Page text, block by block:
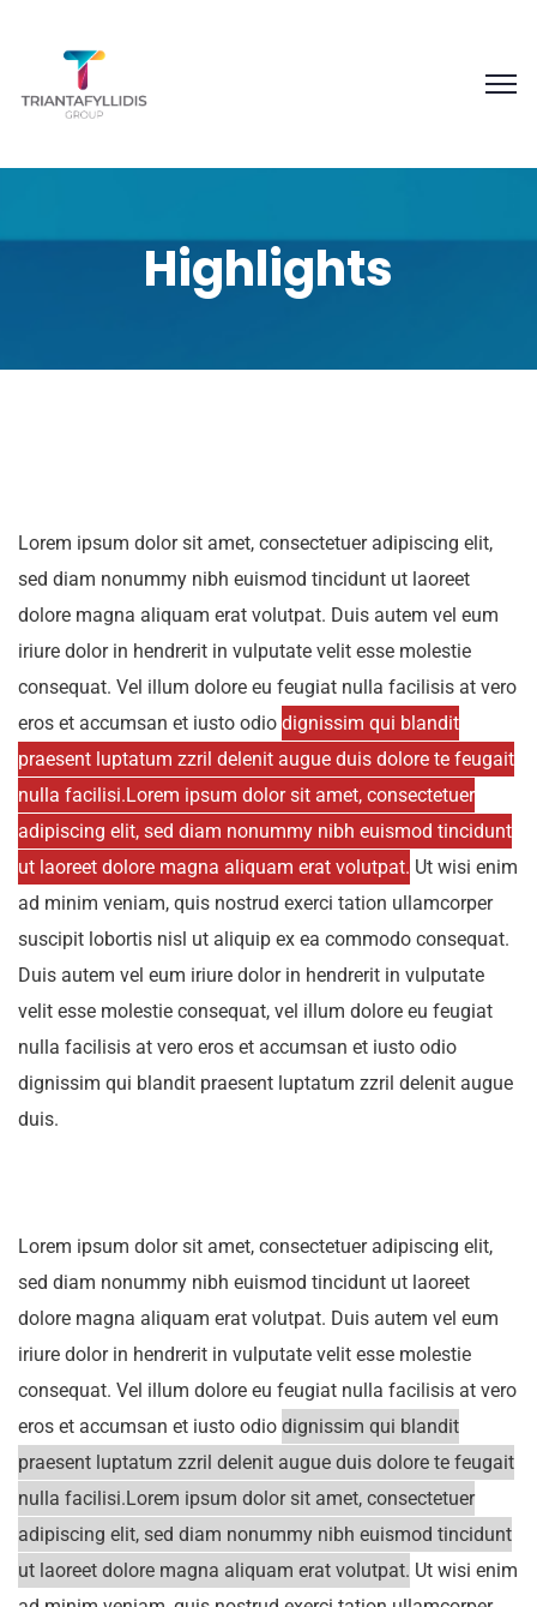
Highlights
Lorem ipsum dolor sit amet, consectetuer adipiscing elit,
sed diam nonummy nibh euismod tincidunt ut laoreet
dolore magna aliquam erat volutpat. Duis autem vel eum
iriure dolor in hendrerit in vulputate velit esse molestie
consequat. Vel illum dolore eu feugiat nulla facilisis at vero
eros et accumsan et iusto odio dignissim qui blandit
praesent luptatum zzril delenit augue duis dolore te feugait
nulla facilisi.Lorem ipsum dolor sit amet, consectetuer
adipiscing elit, sed diam nonummy nibh euismod tincidunt
ut laoreet dolore magna aliquam erat volutpat. Ut wisi enim
ad minim veniam, quis nostrud exerci tation ullamcorper
suscipit lobortis nisl ut aliquip ex ea commodo consequat.
Duis autem vel eum iriure dolor in hendrerit in vulputate
velit esse molestie consequat, vel illum dolore eu feugiat
nulla facilisis at vero eros et accumsan et iusto odio
dignissim qui blandit praesent luptatum zzril delenit augue
duis.
Lorem ipsum dolor sit amet, consectetuer adipiscing elit,
sed diam nonummy nibh euismod tincidunt ut laoreet
dolore magna aliquam erat volutpat. Duis autem vel eum
iriure dolor in hendrerit in vulputate velit esse molestie
consequat. Vel illum dolore eu feugiat nulla facilisis at vero
eros et accumsan et iusto odio dignissim qui blandit
praesent luptatum zzril delenit augue duis dolore te feugait
nulla facilisi.Lorem ipsum dolor sit amet, consectetuer
adipiscing elit, sed diam nonummy nibh euismod tincidunt
ut laoreet dolore magna aliquam erat volutpat. Ut wisi enim